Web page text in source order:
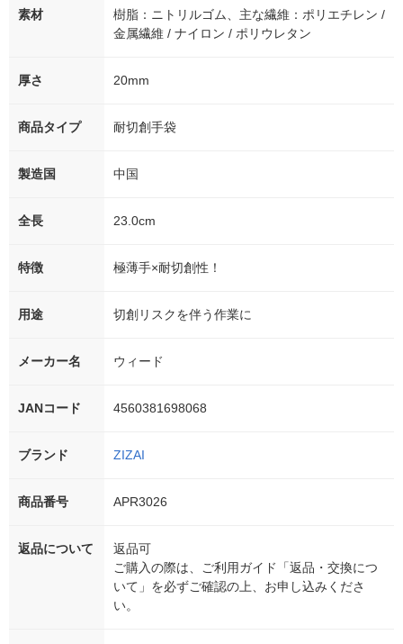
素材
樹脂：ニトリルゴム、主な繊維：ポリエチレン /
金属繊維 / ナイロン / ポリウレタン
厚さ 20mm
商品タイプ 耐切創手袋
製造国 中国
全長 23.0cm
特徴 極薄手×耐切創性！
用途 切創リスクを伴う作業に
メーカー名 ウィード
JANコード 4560381698068
ブランド ZIZAI
商品番号 APR3026
返品について
返品可
ご購入の際は、ご利用ガイド「返品・交換につ
いて」を必ずご確認の上、お申し込みくださ
い。